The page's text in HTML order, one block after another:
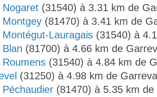
Nogaret (31540) à 3.31 km de
Montgey (81470) à 3.41 km de
Montégut-Lauragais (31540) à
(81700) à 4.66 km de
Roumens (31540) à 4.84 km de
(31250) à 4.98 km de
Péchaudier (81470) à 5.35 km